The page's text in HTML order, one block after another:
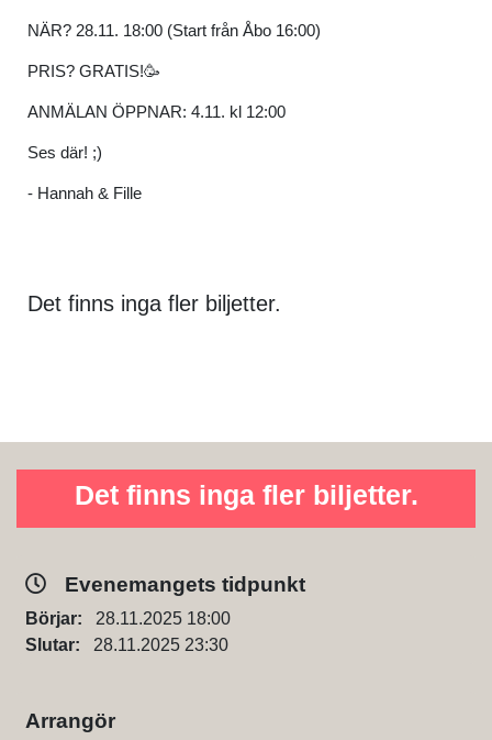
NÄR? 28.11. 18:00 (Start från Åbo 16:00)
PRIS? GRATIS!🥳
ANMÄLAN ÖPPNAR: 4.11. kl 12:00
Ses där! ;)
- Hannah & Fille
Det finns inga fler biljetter.
Det finns inga fler biljetter.
Evenemangets tidpunkt
Börjar: 28.11.2025 18:00
Slutar: 28.11.2025 23:30
Arrangör